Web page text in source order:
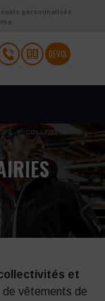
personnalisés
DEVIS
/ COLLECTIVITÉS -
et
de vêtements de